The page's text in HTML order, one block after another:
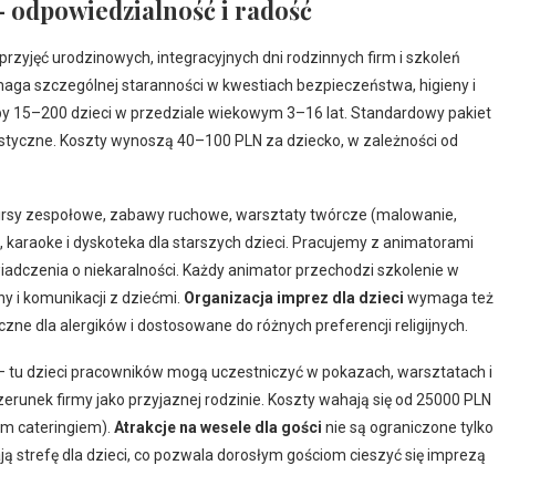
i radość
urodzinowych, integracyjnych dni rodzinnych firm i szkoleń
szczególnej staranności w kwestiach bezpieczeństwa, higieny i
15–200 dzieci w przedziale wiekowym 3–16 lat. Standardowy pakiet
Koszty wynoszą 40–100 PLN za dziecko, w zależności od
zespołowe, zabawy ruchowe, warsztaty twórcze (malowanie,
i dyskoteka dla starszych dzieci. Pracujemy z animatorami
o niekaralności. Każdy animator przechodzi szkolenie w
i komunikacji z dziećmi. Organizacja imprez dla dzieci wymaga też
dla alergików i dostosowane do różnych preferencji religijnych.
tu dzieci pracowników mogą uczestniczyć w pokazach, warsztatach i
firmy jako przyjaznej rodzinie. Koszty wahają się od 25000 PLN
cateringiem). Atrakcje na wesele dla gości nie są ograniczone tylko
strefę dla dzieci, co pozwala dorosłym gościom cieszyć się imprezą